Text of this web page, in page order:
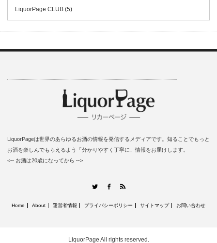
LiquorPage CLUB (5)
LiquorPageは世界のあらゆるお酒の情報を発信するメディアです。知ることでもっと
お酒を楽しんでもらえるよう「分かりやすく丁寧に」情報をお届けします。
<-- お酒は20歳になってから -->
TwitterFacebook
Home About 運営者情報 プライバシーポリシー サイトマップ お問い合わせ
LiquorPage All rights reserved.